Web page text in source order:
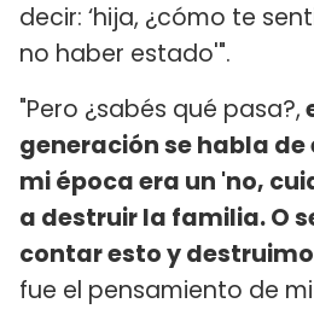
decir: ‘hija, ¿cómo te
no haber estado'".
"Pero ¿sabés qué pasa?,
generación se habla
mi época era un 'no,
a destruir la familia. O
contar esto y
fue el pensamiento de